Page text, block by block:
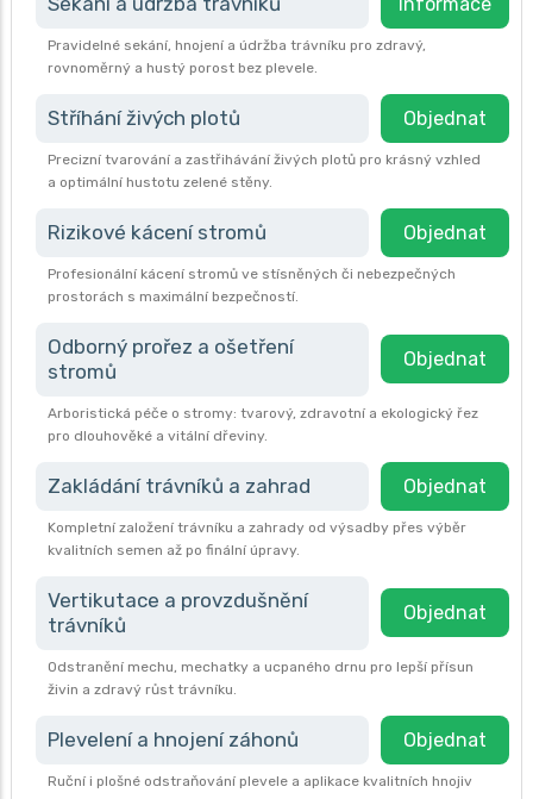
Pravidelné sekání, hnojení a údržba trávníku pro zdravý,
rovnoměrný a hustý porost bez plevele.
Stříhání živých plotů Objednat
Precizní tvarování a zastřihávání živých plotů pro krásný vzhled
a optimální hustotu zelené stěny.
Rizikové kácení stromů Objednat
Profesionální kácení stromů ve stísněných či nebezpečných
prostorách s maximální bezpečností.
Odborný prořez a ošetření
stromů
Objednat
Arboristická péče o stromy: tvarový, zdravotní a ekologický řez
pro dlouhověké a vitální dřeviny.
Zakládání trávníků a zahrad Objednat
Kompletní založení trávníku a zahrady od výsadby přes výběr
kvalitních semen až po finální úpravy.
Vertikutace a provzdušnění
trávníků
Objednat
Odstranění mechu, mechatky a ucpaného drnu pro lepší přísun
živin a zdravý růst trávníku.
Plevelení a hnojení záhonů Objednat
Ruční i plošné odstraňování plevele a aplikace kvalitních hnojiv